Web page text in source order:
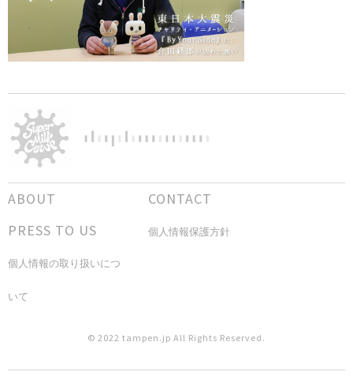
ABOUT
CONTACT
PRESS TO US
個人情報保護方針
個人情報の取り扱いにつ
いて
© 2022 tampen.jp All Rights Reserved.